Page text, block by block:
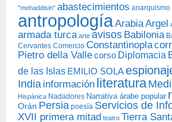
"mohaddisin" abastecimientos anarquismo
antropología ArabiaArgel
armada turca arte avisos Babilonia
Cervantes Comercio Constantinopla
Pietro della Vallecorso Diplomacia
de las Islas EMILIO SOLA
India información literatura
Hispánica Nadadores Narrativa árabe popular
Orán Persia poesía Servicios de
XVII primera mitad teatro Tierra